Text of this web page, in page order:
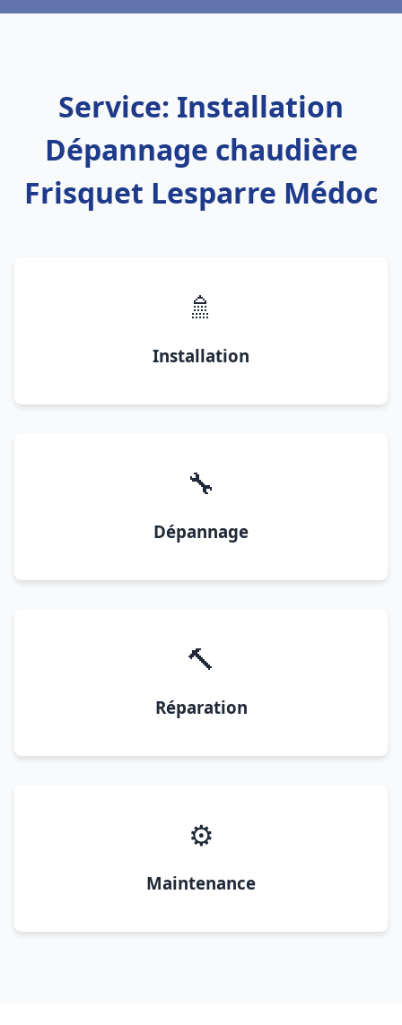
Service: Installation
Dépannage chaudière
Frisquet Lesparre Médoc
🚿
Installation
🔧
Dépannage
🔨
Réparation
⚙️
Maintenance